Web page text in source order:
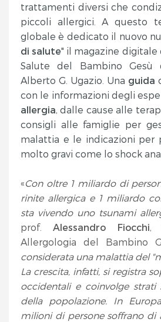
trattamenti diversi che
piccoli allergici. A questo
globale è dedicato il nuovo
di salute" il magazine
Salute del Bambino
Alberto G. Ugazio. Una guida
con le informazioni degli
allergia, dalle cause alle
consigli alle famiglie per
malattia e le indicazioni per
molto gravi come lo shock
«Con oltre 1 miliardo di
rinite allergica e 1 miliardo
sta vivendo uno tsunami
prof.Alessandro Fiocchi,
Allergologia del Bambino
considerata una malattia del
La crescita, infatti, si registra
occidentali e coinvolge
della popolazione. In
milioni di persone soffrano di